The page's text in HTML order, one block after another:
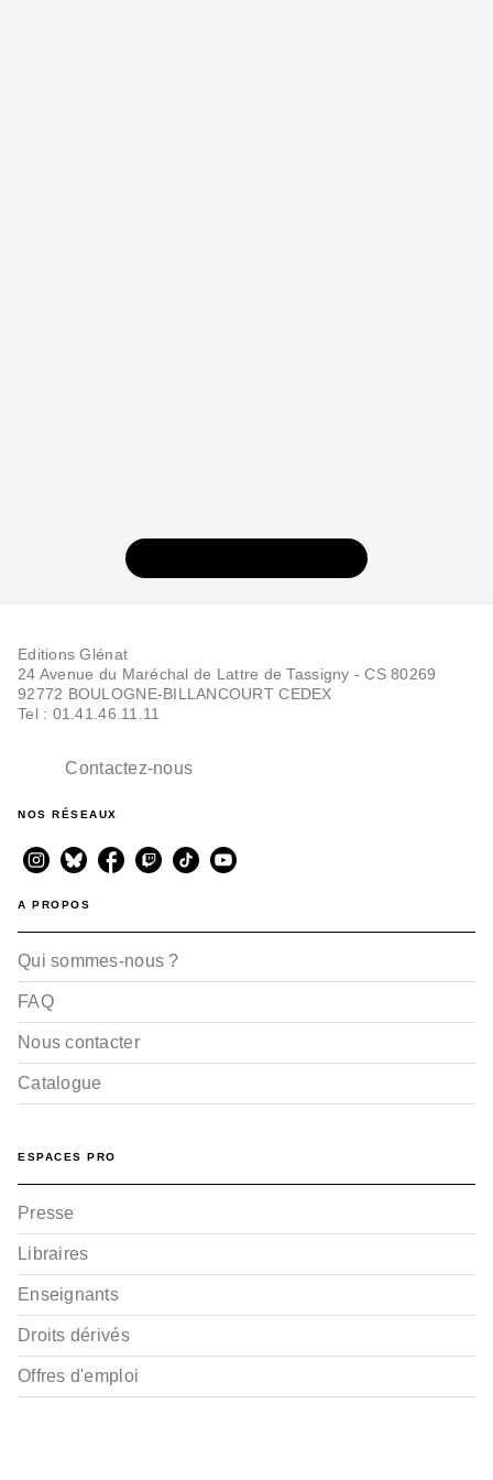
BD HISTOIRE
Michaël Prazan
Gabriel Andrade
Editions Glénat
24 Avenue du Maréchal de Lattre de Tassigny - CS 80269
92772 BOULOGNE-BILLANCOURT CEDEX
Tel : 01.41.46.11.11
Contactez-nous
NOS RÉSEAUX
A PROPOS
Qui sommes-nous ?
FAQ
Nous contacter
Catalogue
ESPACES PRO
Presse
Libraires
Enseignants
Droits dérivés
Offres d'emploi